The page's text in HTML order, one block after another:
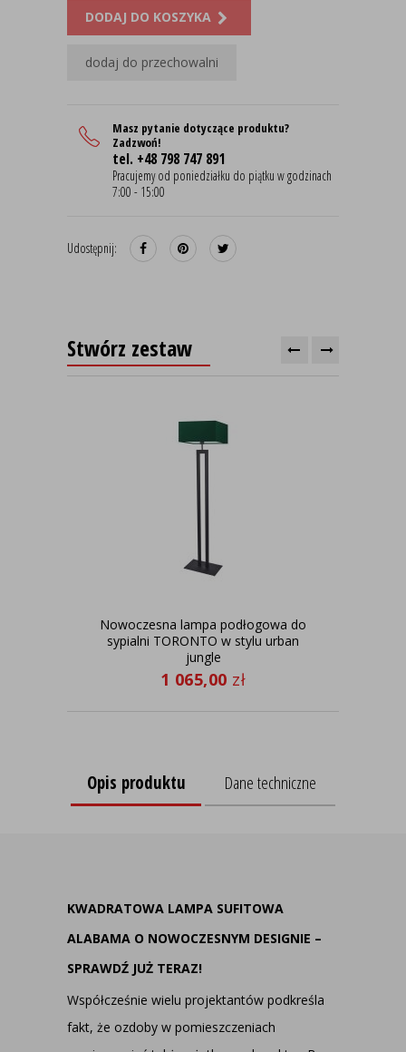
DODAJ DO KOSZYKA
dodaj do przechowalni
Masz pytanie dotyczące produktu?
Zadzwoń!
tel. +48 798 747 891
Pracujemy od poniedziałku do piątku w godzinach
7:00 - 15:00
Udostępnij:
Stwórz zestaw
Nowoczesna lampa podłogowa do
sypialni TORONTO w stylu urban
jungle
1 065,00 zł
Opis produktu Dane techniczne
KWADRATOWA LAMPA SUFITOWA
ALABAMA O NOWOCZESNYM DESIGNIE –
SPRAWDŹ JUŻ TERAZ!
Współcześnie wielu projektantów podkreśla
fakt, że ozdoby w pomieszczeniach